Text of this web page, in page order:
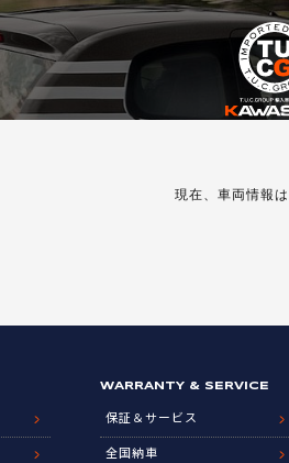
現在、車両情報は
WARRANTY & SERVICE
保証＆サービス
全国納車